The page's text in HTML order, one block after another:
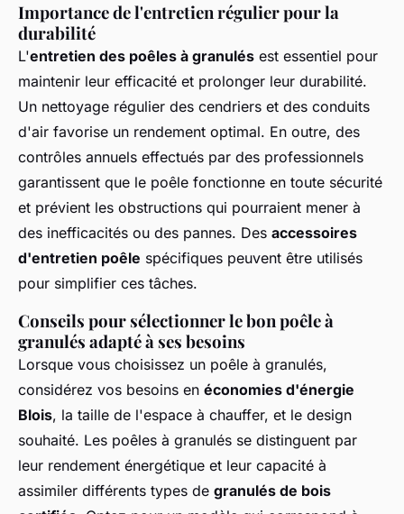
Importance de l'entretien régulier pour la
durabilité
L'entretien des poêles à granulés est essentiel pour
maintenir leur efficacité et prolonger leur durabilité.
Un nettoyage régulier des cendriers et des conduits
d'air favorise un rendement optimal. En outre, des
contrôles annuels effectués par des professionnels
garantissent que le poêle fonctionne en toute sécurité
et prévient les obstructions qui pourraient mener à
des inefficacités ou des pannes. Des accessoires
d'entretien poêle spécifiques peuvent être utilisés
pour simplifier ces tâches.
Conseils pour sélectionner le bon poêle à
granulés adapté à ses besoins
Lorsque vous choisissez un poêle à granulés,
considérez vos besoins en économies d'énergie
Blois, la taille de l'espace à chauffer, et le design
souhaité. Les poêles à granulés se distinguent par
leur rendement énergétique et leur capacité à
assimiler différents types de granulés de bois